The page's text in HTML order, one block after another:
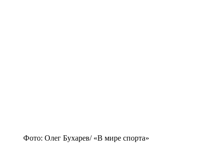
Фото: Олег Бухарев/ «В мире спорта»